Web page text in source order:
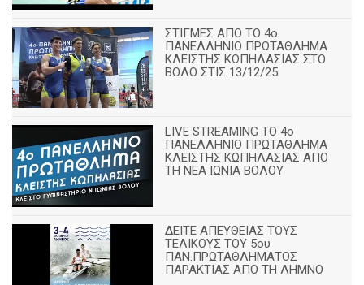
ΣΤΙΓΜΕΣ ΑΠΟ ΤΟ 4ο
ΠΑΝΕΛΛΗΝΙΟ ΠΡΩΤΑΘΛΗΜΑ
ΚΛΕΙΣΤΗΣ ΚΩΠΗΛΑΣΙΑΣ ΣΤΟ
ΒΟΛΟ ΣΤΙΣ 13/12/25
LIVE STREAMING ΤΟ 4ο
ΠΑΝΕΛΛΗΝΙΟ ΠΡΩΤΑΘΛΗΜΑ
ΚΛΕΙΣΤΗΣ ΚΩΠΗΛΑΣΙΑΣ ΑΠΟ
ΤΗ ΝΕΑ ΙΩΝΙΑ ΒΟΛΟΥ
ΔΕΙΤΕ ΑΠΕΥΘΕΙΑΣ ΤΟΥΣ
ΤΕΛΙΚΟΥΣ ΤΟΥ 5ου
ΠΑΝ.ΠΡΩΤΑΘΛΗΜΑΤΟΣ
ΠΑΡΑΚΤΙΑΣ ΑΠΟ ΤΗ ΛΗΜΝΟ